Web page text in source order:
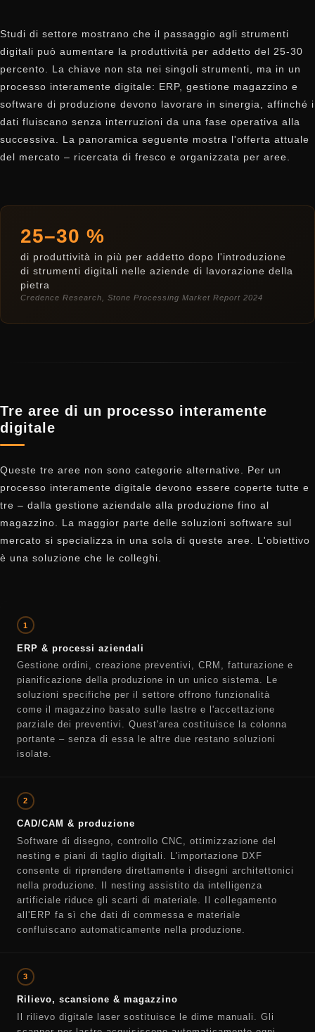
Studi di settore mostrano che il passaggio agli strumenti
digitali può aumentare la produttività per addetto del 25-30
percento. La chiave non sta nei singoli strumenti, ma in un
processo interamente digitale: ERP, gestione magazzino e
software di produzione devono lavorare in sinergia, affinché i
dati fluiscano senza interruzioni da una fase operativa alla
successiva. La panoramica seguente mostra l'offerta attuale
del mercato – ricercata di fresco e organizzata per aree.
25–30 %
di produttività in più per addetto dopo l'introduzione
di strumenti digitali nelle aziende di lavorazione della
pietra
Credence Research, Stone Processing Market Report 2024
Tre aree di un processo interamente
digitale
Queste tre aree non sono categorie alternative. Per un
processo interamente digitale devono essere coperte tutte e
tre – dalla gestione aziendale alla produzione fino al
magazzino. La maggior parte delle soluzioni software sul
mercato si specializza in una sola di queste aree. L'obiettivo
è una soluzione che le colleghi.
1
ERP & processi aziendali
Gestione ordini, creazione preventivi, CRM, fatturazione e
pianificazione della produzione in un unico sistema. Le
soluzioni specifiche per il settore offrono funzionalità
come il magazzino basato sulle lastre e l'accettazione
parziale dei preventivi. Quest'area costituisce la colonna
portante – senza di essa le altre due restano soluzioni
isolate.
2
CAD/CAM & produzione
Software di disegno, controllo CNC, ottimizzazione del
nesting e piani di taglio digitali. L'importazione DXF
consente di riprendere direttamente i disegni architettonici
nella produzione. Il nesting assistito da intelligenza
artificiale riduce gli scarti di materiale. Il collegamento
all'ERP fa sì che dati di commessa e materiale
confluiscano automaticamente nella produzione.
3
Rilievo, scansione & magazzino
Il rilievo digitale laser sostituisce le dime manuali. Gli